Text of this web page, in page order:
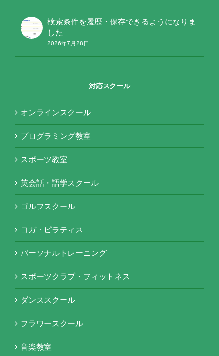
検索条件を履歴・保存できるようになりま
した
2026年7月28日
対応スクール
オンラインスクール
プログラミング教室
スポーツ教室
英会話・語学スクール
ゴルフスクール
ヨガ・ピラティス
パーソナルトレーニング
スポーツクラブ・フィットネス
ダンススクール
フラワースクール
音楽教室